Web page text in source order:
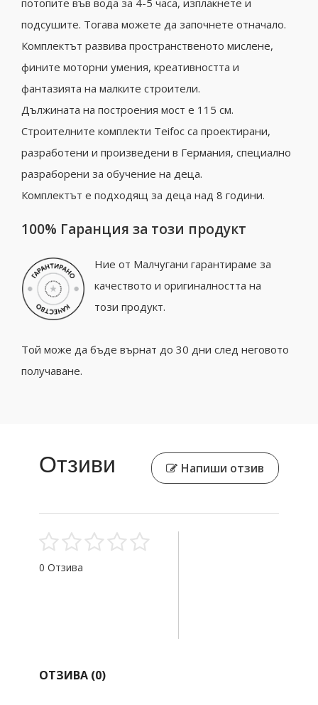
потопите във вода за 4-5 часа, изплакнете и
подсушите. Тогава можете да започнете отначало.
Комплектът развива пространственото мислене,
фините моторни умения, креативността и
фантазията на малките строители.
Дължината на построения мост е 115 см.
Строителните комплекти Teifoc са проектирани,
разработени и произведени в Германия, специално
разраборени за обучение на деца.
Комплектът е подходящ за деца над 8 години.
100% Гаранция за този продукт
Ние от Малчугани гарантираме за
качеството и оригиналността на
този продукт.
Той може да бъде върнат до 30 дни след неговото
получаване.
Отзиви Напиши отзив
0 Отзива
ОТЗИВА (0)